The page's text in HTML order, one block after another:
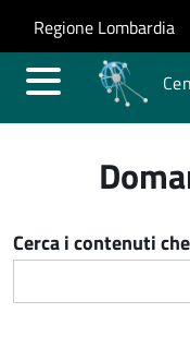
Salta al
Skip to site
Regione Lombardia
Cerca i contenuti